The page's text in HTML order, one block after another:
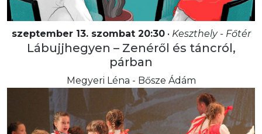
szeptember 13. szombat 20:30• Keszthely - Főtér
Lábujjhegyen – Zenéről és táncról,
párban
Megyeri Léna - Bősze Ádám